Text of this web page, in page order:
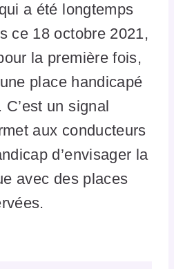
a été longtemps
ce 18 octobre 2021,
la première fois,
place handicapé
un signal
aux conducteurs
d’envisager la
avec des places